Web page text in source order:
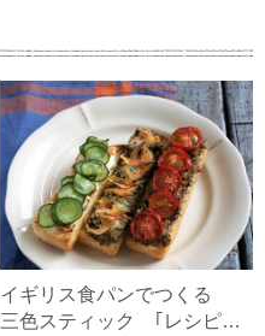
イギリス食パンでつくる
三色スティック ｢レシピ監